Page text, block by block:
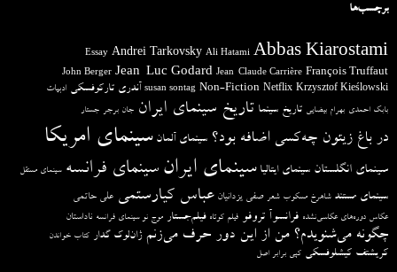
برچسب‌ها
Abbas Kiarostami
Ali Hatami
Andrei Tarkovsky
Essay
François Truffaut
Jean-Claude Carrière
Jean-Luc Godard
John Berger
Krzysztof Kieślowski
Netflix
Non-Fiction
susan sontag آندری تارکوفسکی ادبیات
بابک احمدی بهرام بیضایی تاریخ سینما تاریخ سینمای ایران جان برجر جستار
در باغ زیتون چه‌کسی اضافه بود؟ سینمای آلمان سینمای امریکا
سینمای انگلستان سینمای ایتالیا سینمای ایران سینمای فرانسه سینمای مستقل
سینمای مستند شاهرخ مسکوب شعر صفی یزدانیان عباس کیارستمی علی حاتمی
عکاس دوره‌های عکاسی‌نشده فرانسوآ تروفو فیلم کوتاه فیلم‌جستار موج نو سینمای فرانسه ناداستان
چگونه می‌شنویدم؟ من از این دور حرف می‌زنم ژان‌لوک گدار کتاب خواندن
کریشتف کیشلوفسکی کپی برابر اصل